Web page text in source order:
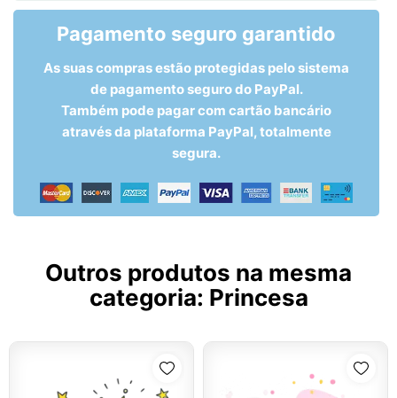
Pagamento seguro garantido
As suas compras estão protegidas pelo sistema
de pagamento seguro do PayPal.
Também pode pagar com cartão bancário
através da plataforma PayPal, totalmente
segura.
Outros produtos na mesma
categoria: Princesa